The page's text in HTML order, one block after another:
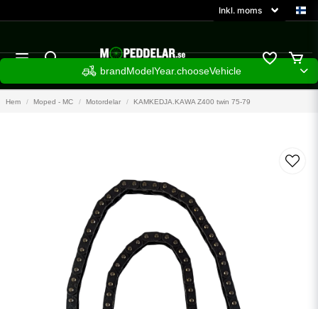
brandModelYear.chooseVehicle
Hem Moped - MC Motordelar KAMKEDJA.KAWA Z400 twin 75-79